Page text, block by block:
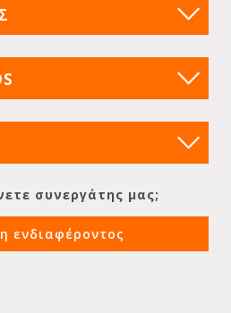
συνεργάτης μας;
ενδιαφέροντος